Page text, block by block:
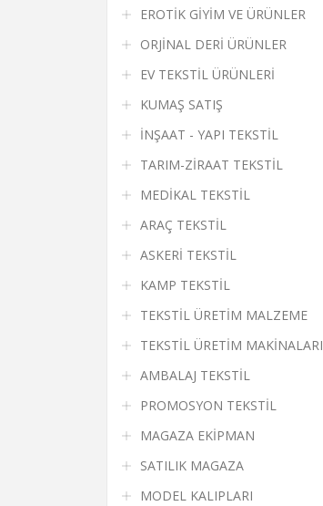
EROTİK GİYİM VE ÜRÜNLER
ORJİNAL DERİ ÜRÜNLER
EV TEKSTİL ÜRÜNLERİ
KUMAŞ SATIŞ
İNŞAAT - YAPI TEKSTİL
TARIM-ZİRAAT TEKSTİL
MEDİKAL TEKSTİL
ARAÇ TEKSTİL
ASKERİ TEKSTİL
KAMP TEKSTİL
TEKSTİL ÜRETİM MALZEME
TEKSTİL ÜRETİM MAKİNALARI
AMBALAJ TEKSTİL
PROMOSYON TEKSTİL
MAGAZA EKİPMAN
SATILIK MAGAZA
MODEL KALIPLARI